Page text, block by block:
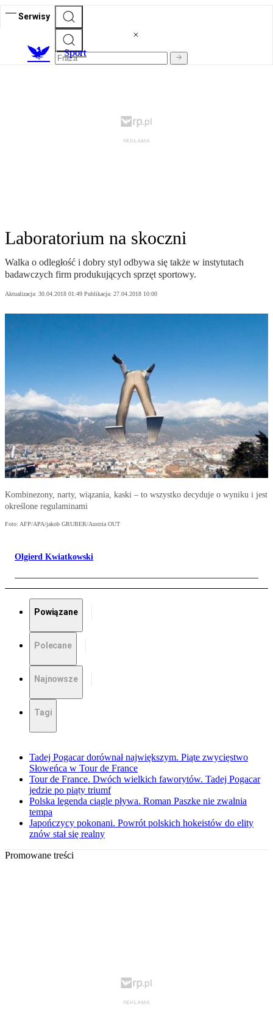
Serwisy
Sport
Laboratorium na skoczni
Walka o odległość i dobry styl odbywa się także w instytutach
badawczych firm produkujących sprzęt sportowy.
Aktualizacja: 30.04.2018 01:49 Publikacja: 27.04.2018 10:00
Kombinezony, narty, wiązania, kaski – to wszystko decyduje o wyniku i jest
określone regulaminami
Foto: AFP/APA/jakob GRUBER/Austria OUT
Olgierd Kwiatkowski
Powiązane
Polecane
Najnowsze
Tagi
Tadej Pogacar dorównał największym. Piąte zwycięstwo
Słoweńca w Tour de France
Tour de France. Dwóch wielkich faworytów. Tadej Pogacar
jedzie po piąty triumf
Polska legenda ciągle pływa. Roman Paszke nie zwalnia
tempa
Japończycy pokonani. Powrót polskich hokeistów do elity
znów stał się realny
Promowane treści